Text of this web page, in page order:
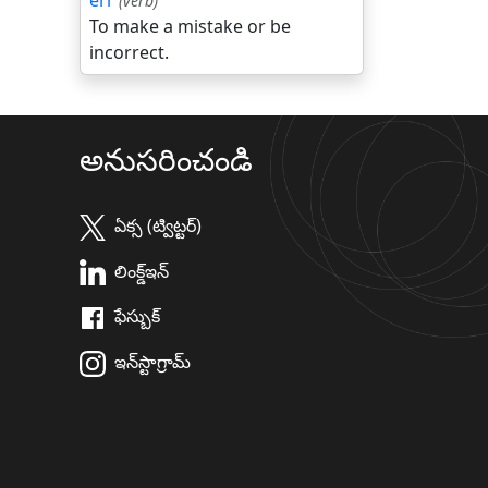
To make a mistake or be
incorrect.
అనుసరించండి
ఏక్స (ట్విట్టర్)
లింక్డ్ఇన్
ఫేస్బుక్
ఇన్‌స్టాగ్రామ్